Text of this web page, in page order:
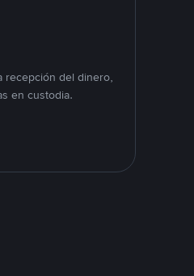
recepción del dinero,
en custodia.